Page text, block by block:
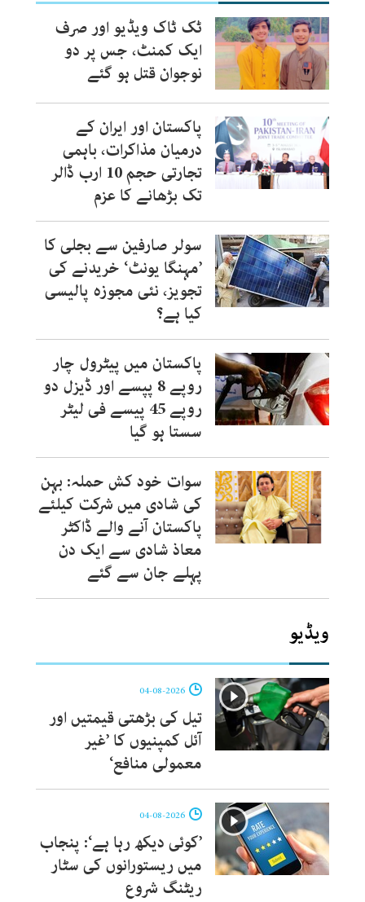
ٹک ٹاک ویڈیو اور صرف
ایک کمنٹ، جس پر دو
نوجوان قتل ہو گئے
پاکستان اور ایران کے
درمیان مذاکرات، باہمی
تجارتی حجم 10 ارب ڈالر
تک بڑھانے کا عزم
سولر صارفین سے بجلی کا
’مہنگا یونٹ‘ خریدنے کی
تجویز، نئی مجوزہ پالیسی
کیا ہے؟
پاکستان میں پیٹرول چار
روپے 8 پپسے اور ڈیزل دو
روپے 45 پیسے فی لیٹر
سستا ہو گیا
سوات خود کش حملہ: بہن
کی شادی میں شرکت کیلئے
پاکستان آنے والے ڈاکٹر
معاذ شادی سے ایک دن
پہلے جان سے گئے
ویڈیو
تیل کی بڑھتی قیمتیں اور
آئل کمپنیوں کا ’غیر
معمولی منافع‘
’کوئی دیکھ رہا ہے‘: پنجاب
میں ریستورانوں کی سٹار
ریٹنگ شروع